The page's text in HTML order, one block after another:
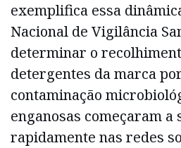
exemplifica essa
Nacional de Vigilância
determinar o
detergentes da marca
contaminação
enganosas começaram a
rapidamente nas redes